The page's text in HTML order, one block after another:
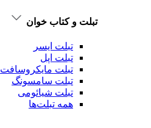
تبلت و کتاب خوان
تبلت ایسر
تبلت اپل
تبلت‌ مایکروسافت
تبلت‌ سامسونگ
تبلت شیائومی
همه تبلت‌ها